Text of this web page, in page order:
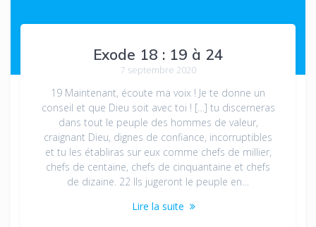
Exode 18 : 19 à 24
7 septembre 2020
19 Maintenant, écoute ma voix ! Je te donne un
conseil et que Dieu soit avec toi ! […] tu discerneras
dans tout le peuple des hommes de valeur,
craignant Dieu, dignes de confiance, incorruptibles
et tu les établiras sur eux comme chefs de millier,
chefs de centaine, chefs de cinquantaine et chefs
de dizaine. 22 Ils jugeront le peuple en…
Lire la suite